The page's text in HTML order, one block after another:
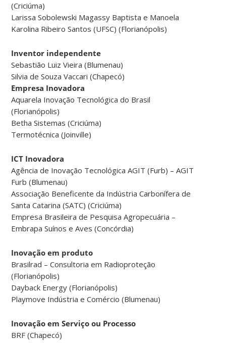
(Criciúma)
Larissa Sobolewski Magassy Baptista e Manoela
Karolina Ribeiro Santos (UFSC) (Florianópolis)
Inventor independente
Sebastião Luiz Vieira (Blumenau)
Silvia de Souza Vaccari (Chapecó)
Empresa Inovadora
Aquarela Inovação Tecnológica do Brasil
(Florianópolis)
Betha Sistemas (Criciúma)
Termotécnica (Joinville)
ICT Inovadora
Agência de Inovação Tecnológica AGIT (Furb) – AGIT
Furb (Blumenau)
Associação Beneficente da Indústria Carbonífera de
Santa Catarina (SATC) (Criciúma)
Empresa Brasileira de Pesquisa Agropecuária –
Embrapa Suínos e Aves (Concórdia)
Inovação em produto
Brasilrad – Consultoria em Radioproteção
(Florianópolis)
Dayback Energy (Florianópolis)
Playmove Indústria e Comércio (Blumenau)
Inovação em Serviço ou Processo
BRF (Chapecó)